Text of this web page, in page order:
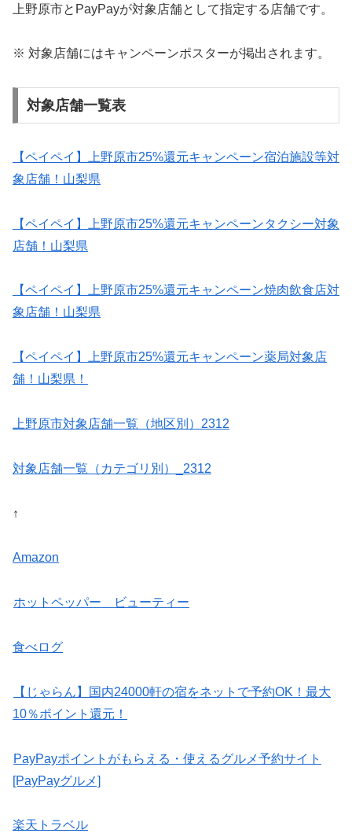
上野原市とPayPayが対象店舗として指定する店舗です。
※ 対象店舗にはキャンペーンポスターが掲出されます。
対象店舗一覧表
【ペイペイ】上野原市25%還元キャンペーン宿泊施設等対
象店舗！山梨県
【ペイペイ】上野原市25%還元キャンペーンタクシー対象
店舗！山梨県
【ペイペイ】上野原市25%還元キャンペーン焼肉飲食店対
象店舗！山梨県
【ペイペイ】上野原市25%還元キャンペーン薬局対象店
舗！山梨県！
上野原市対象店舗一覧（地区別）2312
対象店舗一覧（カテゴリ別）_2312
↑
Amazon
ホットペッパー ビューティー
食べログ
【じゃらん】国内24000軒の宿をネットで予約OK！最大
10％ポイント還元！
PayPayポイントがもらえる・使えるグルメ予約サイト
[PayPayグルメ]
楽天トラベル